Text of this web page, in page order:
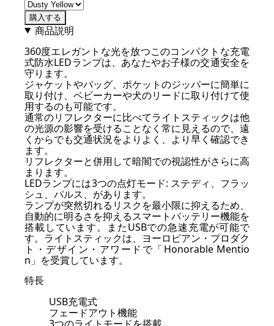
購入する
商品説明
360度エレガントな光を放つこのコンパクトな充電
式防水LEDランプは、あなたやお子様の交通安全を
守ります。
ジャケットやバッグ、ポケットのジッパーに簡単に
取り付け、ベビーカーや犬のリードに取り付けて使
用するのも可能です。
通常のリフレクターに比べてライトスティックは他
の光源の影響を受けることなく常に見えるので、遠
くからでも交通状況をよりよく、より早く確認でき
ます。
リフレクターと併用して暗闇での視認性がさらに高
まります。
LEDランプには3つの点灯モード: ステディ、フラッ
シュ、パルス、があります。
ランプが突然切れるリスクを最小限に抑えるため、
自動的に明るさを抑えるスマートバッテリー機能を
搭載しています。またUSBでの急速充電が可能で
す。ライトスティックは、ヨーロピアン・プロダク
ト・デザイン・アワードで「Honorable Mentio
n」を受賞しています。
特長
USB充電式
フェードアウト機能
3つのライトモードを搭載